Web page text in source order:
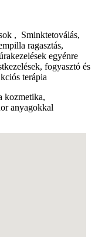
, Sminktetoválás,
ragasztás,
egyénre
, fogyasztó és
terápia
kozmetika,
anyagokkal